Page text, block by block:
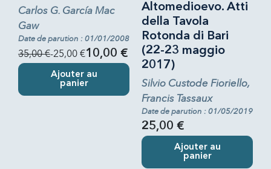
Carlos G. García Mac
Gaw
Date de parution : 01/01/2008
35,00 €-25,00 €10,00 €
Ajouter au
panier
Altomedioevo. Atti
della Tavola
Rotonda di Bari
(22-23 maggio
2017)
Silvio Custode Fioriello,
Francis Tassaux
Date de parution : 01/05/2019
25,00 €
Ajouter au
panier